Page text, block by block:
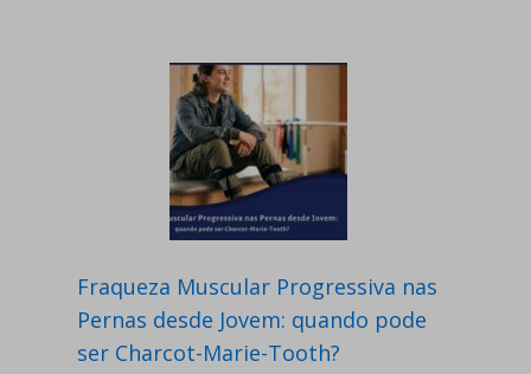
Fraqueza Muscular Progressiva nas
Pernas desde Jovem: quando pode
ser Charcot-Marie-Tooth?